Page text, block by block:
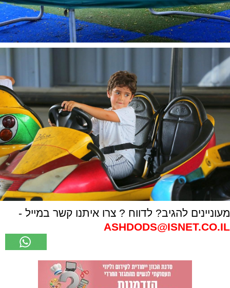
מעוניינים להגיב? לדווח ? צרו איתנו קשר במייל -
ASHDODS@ISNET.CO.IL